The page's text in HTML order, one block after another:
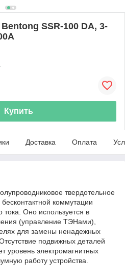
SSR-100 DA, 3-
Купить
Доставка Оплата
твердотельное
коммутации
Оно используется в
(управление ТЭНами),
для замены ненадежных
подвижных деталей
уровень электромагнитных
работу устройства.